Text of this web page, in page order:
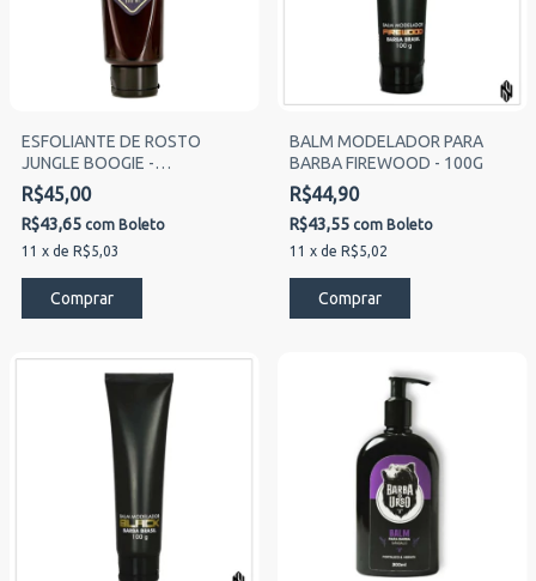
ESFOLIANTE DE ROSTO
JUNGLE BOOGIE -
SOBREBARBA
R$45,00
R$43,65 com Boleto
11 x de R$5,03
BALM MODELADOR PARA
BARBA FIREWOOD - 100G
R$44,90
R$43,55 com Boleto
11 x de R$5,02